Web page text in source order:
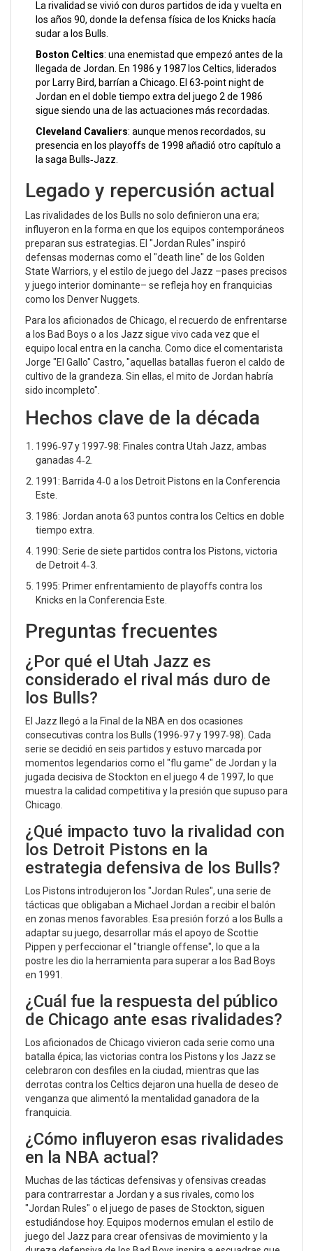
La rivalidad se vivió con duros partidos de ida y vuelta en
los años 90, donde la defensa física de los Knicks hacía
sudar a los Bulls.
Boston Celtics: una enemistad que empezó antes de la
llegada de Jordan. En 1986 y 1987 los Celtics, liderados
porLarry Bird, barrían a Chicago. El 63‑point night de
Jordan en el doble tiempo extra del juego 2 de 1986
sigue siendo una de las actuaciones más recordadas.
Cleveland Cavaliers: aunque menos recordados, su
presencia en los playoffs de 1998 añadió otro capítulo a
la saga Bulls‑Jazz.
Legado y repercusión actual
Las rivalidades de los Bulls no solo definieron una era;
influyeron en la forma en que los equipos contemporáneos
preparan sus estrategias. El "Jordan Rules" inspiró
defensas modernas como el "death line" de los Golden
State Warriors, y el estilo de juego del Jazz –pases precisos
y juego interior dominante– se refleja hoy en franquicias
como los Denver Nuggets.
Para los aficionados de Chicago, el recuerdo de enfrentarse
a los Bad Boys o a los Jazz sigue vivo cada vez que el
equipo local entra en la cancha. Como dice el comentarista
Jorge "El Gallo" Castro, "aquellas batallas fueron el caldo de
cultivo de la grandeza. Sin ellas, el mito de Jordan habría
sido incompleto".
Hechos clave de la década
1996‑97 y 1997‑98: Finales contra Utah Jazz, ambas
ganadas 4‑2.
1991: Barrida 4‑0 a los Detroit Pistons en la Conferencia
Este.
1986: Jordan anota 63 puntos contra los Celtics en doble
tiempo extra.
1990: Serie de siete partidos contra los Pistons, victoria
de Detroit 4‑3.
1995: Primer enfrentamiento de playoffs contra los
Knicks en la Conferencia Este.
Preguntas frecuentes
¿Por qué el Utah Jazz es
considerado el rival más duro de
los Bulls?
El Jazz llegó a la Final de la NBA en dos ocasiones
consecutivas contra los Bulls (1996‑97 y 1997‑98). Cada
serie se decidió en seis partidos y estuvo marcada por
momentos legendarios como el "flu game" de Jordan y la
jugada decisiva de Stockton en el juego 4 de 1997, lo que
muestra la calidad competitiva y la presión que supuso para
Chicago.
¿Qué impacto tuvo la rivalidad con
los Detroit Pistons en la
estrategia defensiva de los Bulls?
Los Pistons introdujeron los "Jordan Rules", una serie de
tácticas que obligaban a Michael Jordan a recibir el balón
en zonas menos favorables. Esa presión forzó a los Bulls a
adaptar su juego, desarrollar más el apoyo de Scottie
Pippen y perfeccionar el "triangle offense", lo que a la
postre les dio la herramienta para superar a los Bad Boys
en 1991.
¿Cuál fue la respuesta del público
de Chicago ante esas rivalidades?
Los aficionados de Chicago vivieron cada serie como una
batalla épica; las victorias contra los Pistons y los Jazz se
celebraron con desfiles en la ciudad, mientras que las
derrotas contra los Celtics dejaron una huella de deseo de
venganza que alimentó la mentalidad ganadora de la
franquicia.
¿Cómo influyeron esas rivalidades
en la NBA actual?
Muchas de las tácticas defensivas y ofensivas creadas
para contrarrestar a Jordan y a sus rivales, como los
"Jordan Rules" o el juego de pases de Stockton, siguen
estudiándose hoy. Equipos modernos emulan el estilo de
juego del Jazz para crear ofensivas de movimiento y la